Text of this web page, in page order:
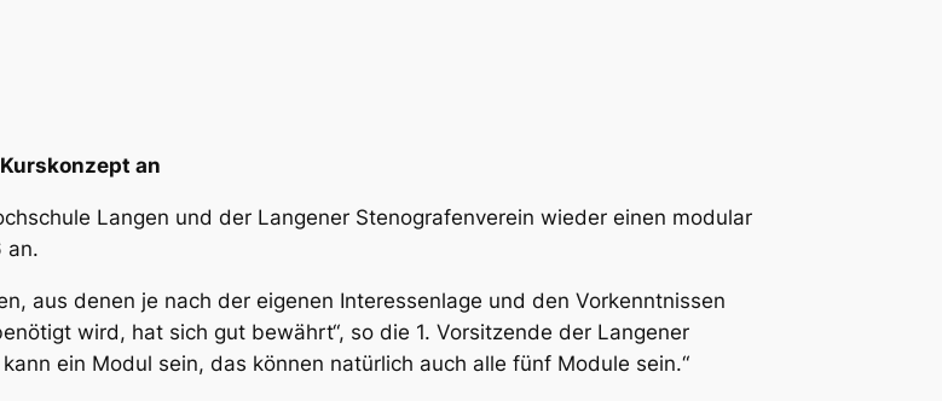
an
Langen und der Langener Stenografenverein wieder einen modular
an.
aus denen je nach der eigenen Interessenlage und den Vorkenntnissen
wird, hat sich gut bewährt“, so die 1. Vorsitzende der Langener
ein Modul sein, das können natürlich auch alle fünf Module sein.“